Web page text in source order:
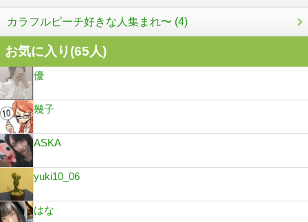
カラフルピーチ好きな人集まれ〜 (4)
お気に入り(65人)
優
幾子
ASKA
yuki10_06
はな